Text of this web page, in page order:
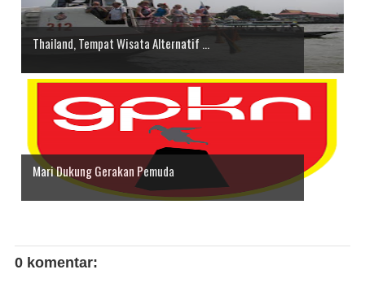
Thailand, Tempat Wisata Alternatif ...
Mari Dukung Gerakan Pemuda
0 komentar: